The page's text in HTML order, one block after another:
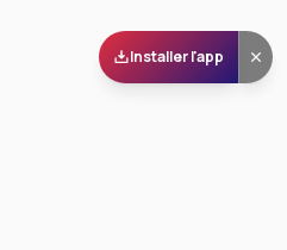
Installer l'app